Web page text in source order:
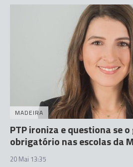
MADEIRA
PTP ironiza e questiona se
obrigatório nas escolas da
20 Mai 13:35